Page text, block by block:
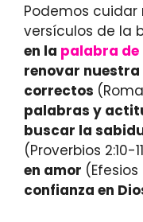
Podemos cuidar
versículos de la
en la palabra de
renovar nuestra
correctos
palabras y
buscar la
(Proverbios 2:10-
en amor
confianza en